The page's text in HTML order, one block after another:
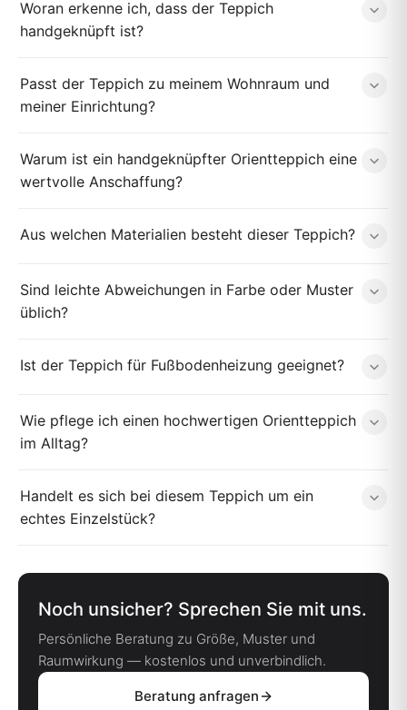
Woran erkenne ich, dass der Teppich
handgeknüpft ist?
Passt der Teppich zu meinem Wohnraum und
meiner Einrichtung?
Warum ist ein handgeknüpfter Orientteppich eine
wertvolle Anschaffung?
Aus welchen Materialien besteht dieser Teppich?
Sind leichte Abweichungen in Farbe oder Muster
üblich?
Ist der Teppich für Fußbodenheizung geeignet?
Wie pflege ich einen hochwertigen Orientteppich
im Alltag?
Handelt es sich bei diesem Teppich um ein
echtes Einzelstück?
Noch unsicher? Sprechen Sie mit uns.
Persönliche Beratung zu Größe, Muster und
Raumwirkung — kostenlos und unverbindlich.
Beratung anfragen